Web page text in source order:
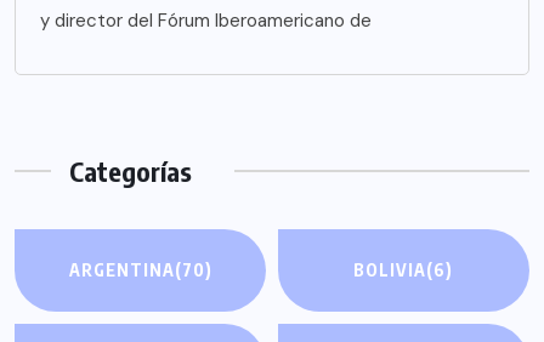
y director del Fórum Iberoamericano de
Categorías
ARGENTINA(70) BOLIVIA(6)